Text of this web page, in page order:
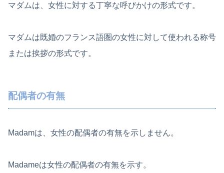
マダムは、女性に対する丁寧な呼びかけの形式です。
マダムは既婚のフランス語圏の女性に対して使われる称号
または挨拶の形式です。
配偶者の有無
Madamは、女性の配偶者の有無を示しません。
Madameは女性の配偶者の有無を示す。